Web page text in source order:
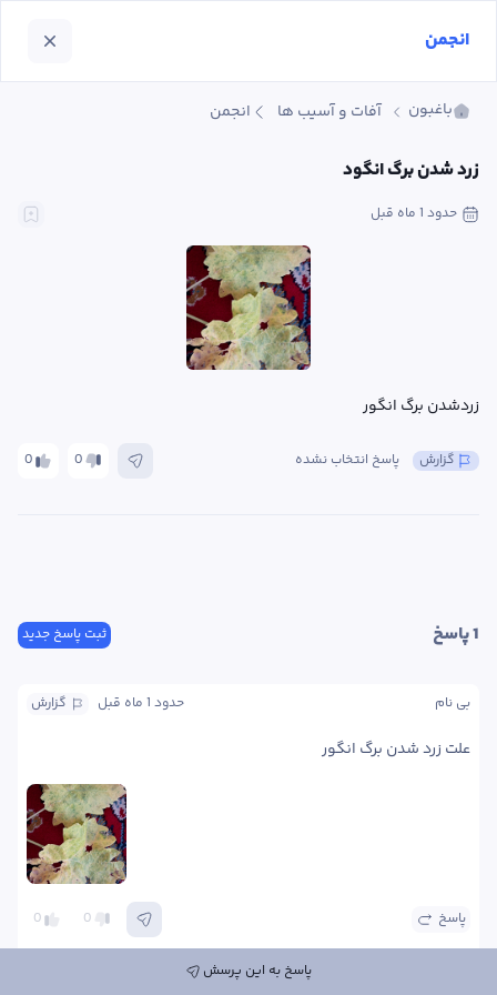
باغبون آفات و آسیب ها انجمن
زرد شدن برگ انگود
حدود 1 ماه قبل
زردشدن برگ انگور
0 0 پاسخ انتخاب نشده گزارش
ثبت پاسخ جدید 1 پاسخ
گزارش حدود 1 ماه قبل بی نام
علت زرد شدن برگ انگور
0 0 پاسخ
پاسخ به این پرسش
انجمن